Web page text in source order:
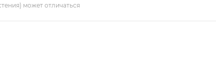
может отличаться